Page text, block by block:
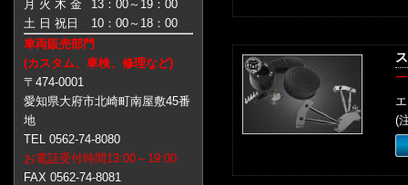
月 火 木 金
13：00～19：00
土 日 祝日
10：00～18：00
車両販売部門
(カスタム、車検、修理など)
〒474-0001
愛知県大府市北崎町南屋敷45番
地
TEL 0562-74-8080
お電話受付時間13:00～19:00
FAX 0562-74-8081
(